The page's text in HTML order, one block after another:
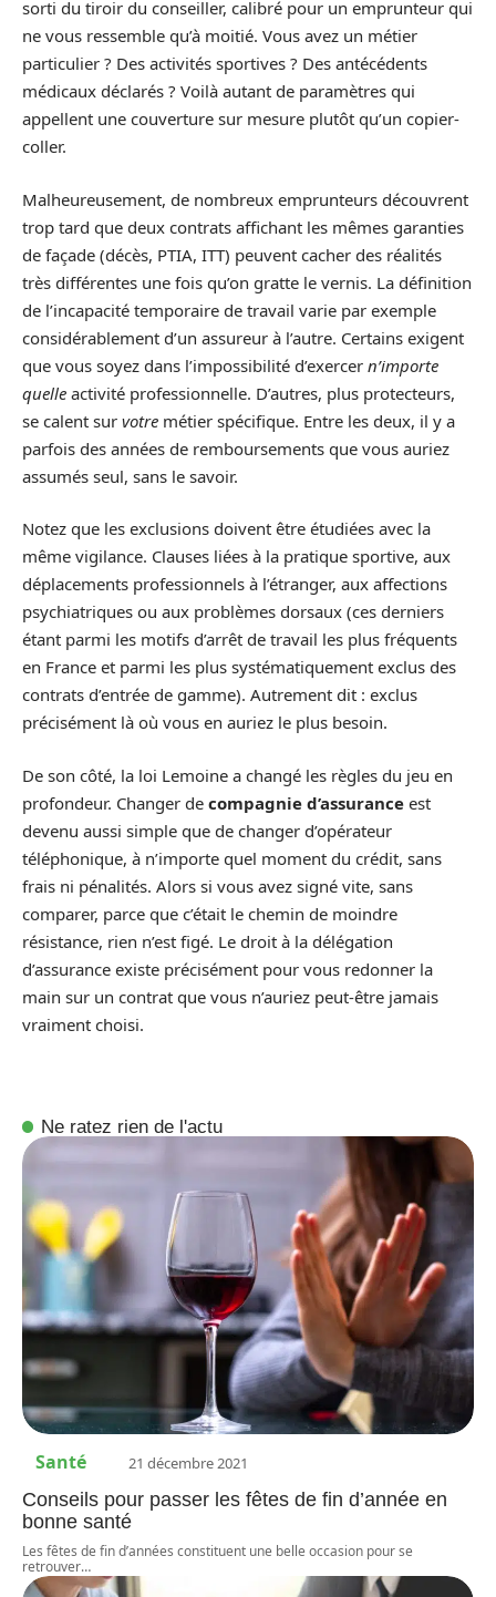
sorti du tiroir du conseiller, calibré pour un emprunteur qui
ne vous ressemble qu’à moitié. Vous avez un métier
particulier ? Des activités sportives ? Des antécédents
médicaux déclarés ? Voilà autant de paramètres qui
appellent une couverture sur mesure plutôt qu’un copier-
coller.
Malheureusement, de nombreux emprunteurs découvrent
trop tard que deux contrats affichant les mêmes garanties
de façade (décès, PTIA, ITT) peuvent cacher des réalités
très différentes une fois qu’on gratte le vernis. La définition
de l’incapacité temporaire de travail varie par exemple
considérablement d’un assureur à l’autre. Certains exigent
que vous soyez dans l’impossibilité d’exercer n’importe
quelle activité professionnelle. D’autres, plus protecteurs,
se calent sur votre métier spécifique. Entre les deux, il y a
parfois des années de remboursements que vous auriez
assumés seul, sans le savoir.
Notez que les exclusions doivent être étudiées avec la
même vigilance. Clauses liées à la pratique sportive, aux
déplacements professionnels à l’étranger, aux affections
psychiatriques ou aux problèmes dorsaux (ces derniers
étant parmi les motifs d’arrêt de travail les plus fréquents
en France et parmi les plus systématiquement exclus des
contrats d’entrée de gamme). Autrement dit : exclus
précisément là où vous en auriez le plus besoin.
De son côté, la loi Lemoine a changé les règles du jeu en
profondeur. Changer de compagnie d’assurance est
devenu aussi simple que de changer d’opérateur
téléphonique, à n’importe quel moment du crédit, sans
frais ni pénalités. Alors si vous avez signé vite, sans
comparer, parce que c’était le chemin de moindre
résistance, rien n’est figé. Le droit à la délégation
d’assurance existe précisément pour vous redonner la
main sur un contrat que vous n’auriez peut-être jamais
vraiment choisi.
Ne ratez rien de l'actu
Santé 21 décembre 2021
Conseils pour passer les fêtes de fin d’année en
bonne santé
Les fêtes de fin d’années constituent une belle occasion pour se
retrouver…